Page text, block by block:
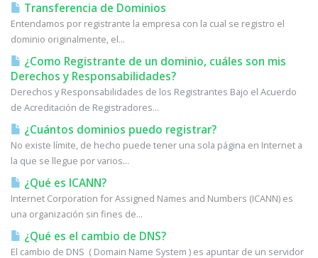
Transferencia de Dominios
Entendamos por registrante la empresa con la cual se registro el
dominio originalmente, el...
¿Como Registrante de un dominio, cuáles son mis
Derechos y Responsabilidades?
Derechos y Responsabilidades de los Registrantes Bajo el Acuerdo
de Acreditación de Registradores...
¿Cuántos dominios puedo registrar?
No existe límite, de hecho puede tener una sola página en Internet a
la que se llegue por varios...
¿Qué es ICANN?
Internet Corporation for Assigned Names and Numbers (ICANN) es
una organización sin fines de...
¿Qué es el cambio de DNS?
El cambio de DNS ( Domain Name System ) es apuntar de un servidor